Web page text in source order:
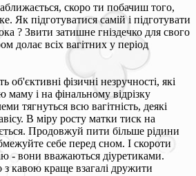
скоро ти побачиш того,
Як підготуватися самій і підготувати
? Звити затишне гніздечко для свого
долає всіх вагітних у період
фізичні незручності, які
маму і на фінальному відрізку
тягнуться всю вагітність, деякі
В міру росту матки тиск на
Продовжуй пити більше рідини
себе перед сном. І скороти
- вони вважаються діуретиками.
кавою краще взагалі дружити